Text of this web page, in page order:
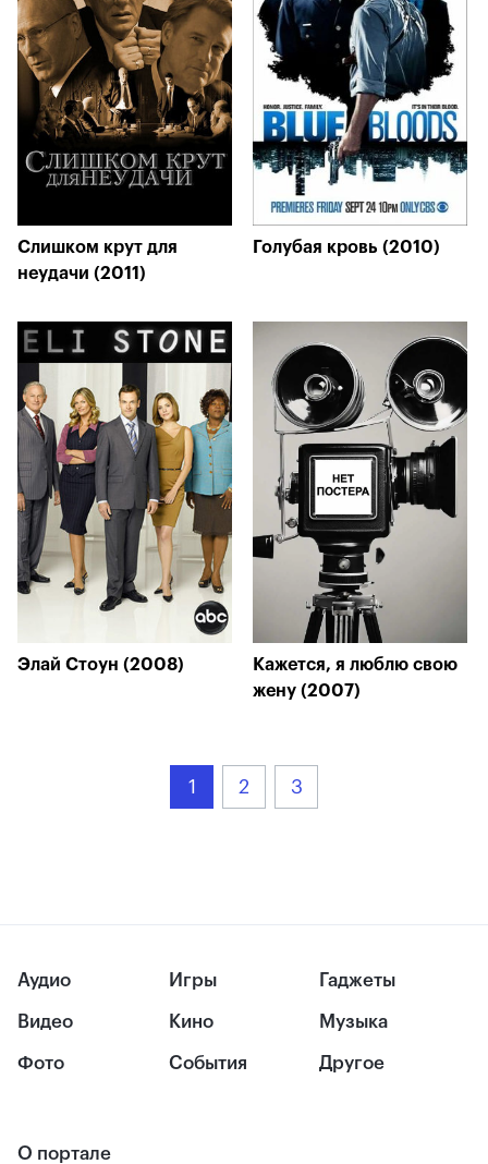
Слишком крут для
неудачи (2011)
Голубая кровь (2010)
Элай Стоун (2008)
Кажется, я люблю свою
жену (2007)
1 2 3
Аудио
Видео
Фото
Игры
Кино
События
Гаджеты
Музыка
Другое
О портале